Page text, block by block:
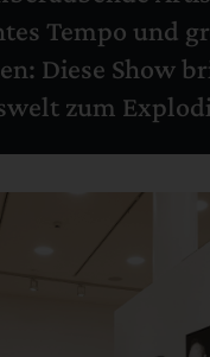
Tempo und
Diese Show
zum